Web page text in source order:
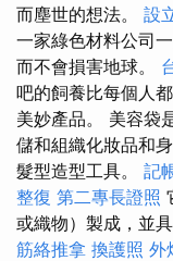
而塵世的想法。 設
一家綠色材料公司
而不會損害地球。
吧的飼養比每個人
美妙產品。 美容袋
儲和組織化妝品和
髮型造型工具。 記
整復 第二專長證照
或織物）製成，並
筋絡推拿 換護照 外